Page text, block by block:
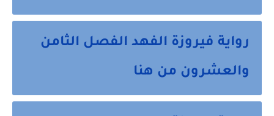
رواية فيروزة الفهد الفصل الثامن
والعشرون من هنا